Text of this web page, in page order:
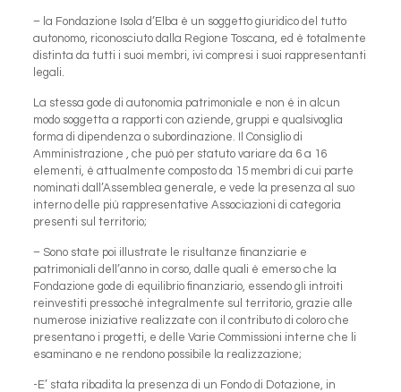
– la Fondazione Isola d’Elba è un soggetto giuridico del tutto
autonomo, riconosciuto dalla Regione Toscana, ed è totalmente
distinta da tutti i suoi membri, ivi compresi i suoi rappresentanti
legali.
La stessa gode di autonomia patrimoniale e non è in alcun
modo soggetta a rapporti con aziende, gruppi e qualsivoglia
forma di dipendenza o subordinazione. Il Consiglio di
Amministrazione , che può per statuto variare da 6 a 16
elementi, è attualmente composto da 15 membri di cui parte
nominati dall’Assemblea generale, e vede la presenza al suo
interno delle più rappresentative Associazioni di categoria
presenti sul territorio;
– Sono state poi illustrate le risultanze finanziarie e
patrimoniali dell’anno in corso, dalle quali è emerso che la
Fondazione gode di equilibrio finanziario, essendo gli introiti
reinvestiti pressochè integralmente sul territorio, grazie alle
numerose iniziative realizzate con il contributo di coloro che
presentano i progetti, e delle Varie Commissioni interne che li
esaminano e ne rendono possibile la realizzazione;
-E’ stata ribadita la presenza di un Fondo di Dotazione, in